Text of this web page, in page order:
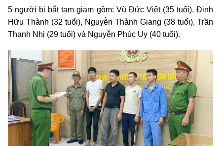
5 người bị bắt tạm giam gồm: Vũ Đức Việt (35 tuổi), Đinh
Hữu Thành (32 tuổi), Nguyễn Thành Giang (38 tuổi), Trần
Thanh Nhị (29 tuổi) và Nguyễn Phúc Uy (40 tuổi).